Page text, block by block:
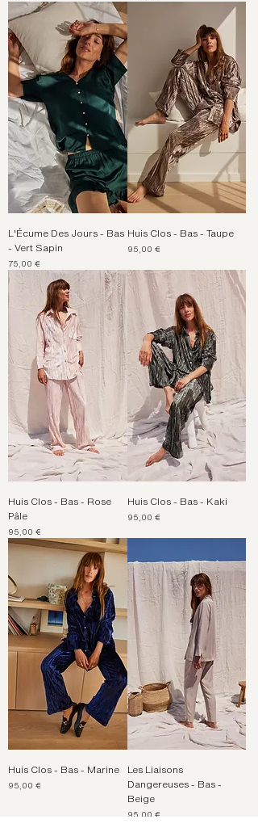
L'Écume Des Jours - Bas
- Vert Sapin
Prix
75,00 €
Huis Clos - Bas - Taupe
Prix
95,00 €
Huis Clos - Bas - Rose
Pâle
Prix
95,00 €
Huis Clos - Bas - Kaki
Prix
95,00 €
Huis Clos - Bas - Marine
Prix
95,00 €
Les Liaisons
Dangereuses - Bas -
Beige
Prix
95,00 €